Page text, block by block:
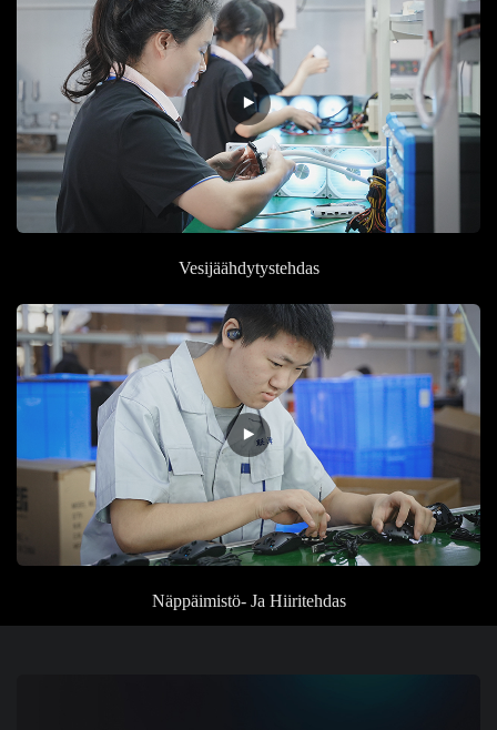
Vesijäähdytystehdas
Näppäimistö- Ja Hiiritehdas